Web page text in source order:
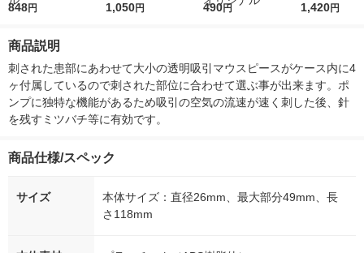
個 毒吸引器 小型 応
虫刺され オリジナル
848円
無香料 12時間持続 蚊
1,050円
r（ロハコウォータ
490円
レス 500ml 1
1,420円
商品説明
刺された患部にあわせて大小の透明吸引マウスピースがケース内に4
ヶ付属しているので刺された部位に合わせて選ぶ事が出来ます。ポ
ンプに独特な機能があるため吸引の空気の流速が速く刺した後、針
を残すミツバチ等に有効です。
商品仕様/スペック
サイズ
本体サイズ：直径26mm、最大部分49mm、長
さ118mm